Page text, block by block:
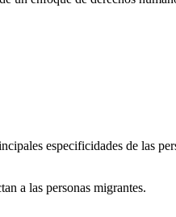
especificidades de las
a las personas migrantes.